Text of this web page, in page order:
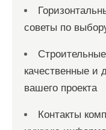
советы по
качественные и
вашего проекта
Контакты